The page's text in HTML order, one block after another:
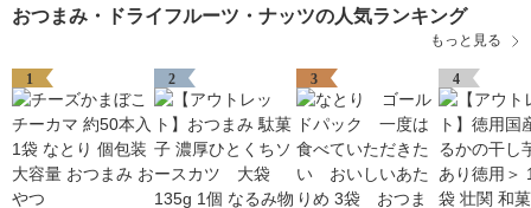
おつまみ・ドライフルーツ・ナッツの人気ランキング
もっと見る
1 2 3 4